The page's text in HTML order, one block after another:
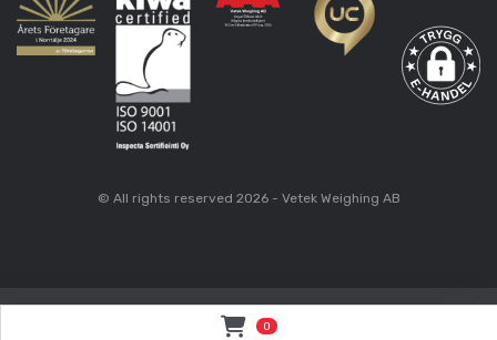
© All rights reserved 2026 - Vetek Weighing AB
0